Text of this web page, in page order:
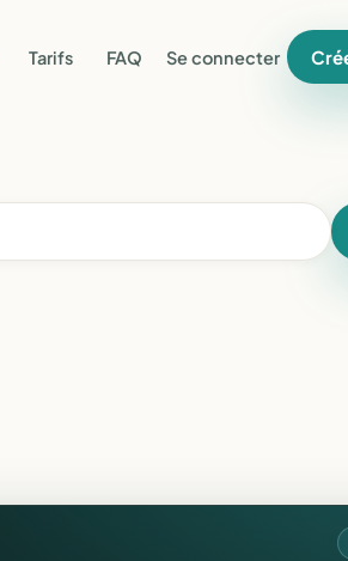
Tarifs FAQ Se connecter